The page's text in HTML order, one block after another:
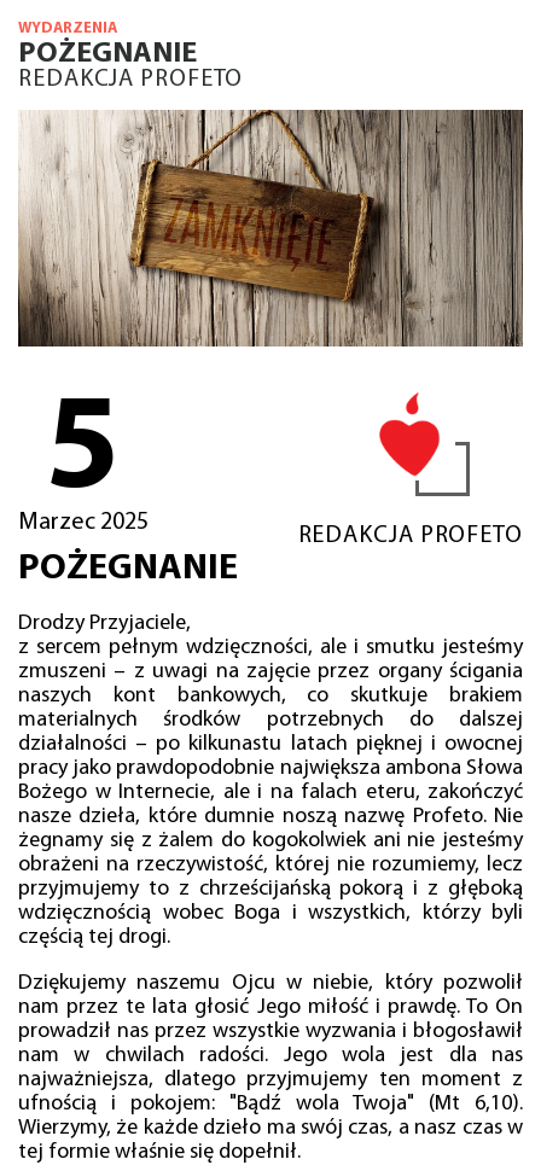
WYDARZENIA
POŻEGNANIE
REDAKCJA PROFETO
5
Marzec 2025
REDAKCJA PROFETO
POŻEGNANIE
Drodzy Przyjaciele,
z sercem pełnym wdzięczności, ale i smutku jesteśmy
zmuszeni – z uwagi na zajęcie przez organy ścigania
naszych kont bankowych, co skutkuje brakiem
materialnych środków potrzebnych do dalszej
działalności – po kilkunastu latach pięknej i owocnej
pracy jako prawdopodobnie największa ambona Słowa
Bożego w Internecie, ale i na falach eteru, zakończyć
nasze dzieła, które dumnie noszą nazwę Profeto. Nie
żegnamy się z żalem do kogokolwiek ani nie jesteśmy
obrażeni na rzeczywistość, której nie rozumiemy, lecz
przyjmujemy to z chrześcijańską pokorą i z głęboką
wdzięcznością wobec Boga i wszystkich, którzy byli
częścią tej drogi.
Dziękujemy naszemu Ojcu w niebie, który pozwolił
nam przez te lata głosić Jego miłość i prawdę. To On
prowadził nas przez wszystkie wyzwania i błogosławił
nam w chwilach radości. Jego wola jest dla nas
najważniejsza, dlatego przyjmujemy ten moment z
ufnością i pokojem: "Bądź wola Twoja" (Mt 6,10).
Wierzymy, że każde dzieło ma swój czas, a nasz czas w
tej formie właśnie się dopełnił.